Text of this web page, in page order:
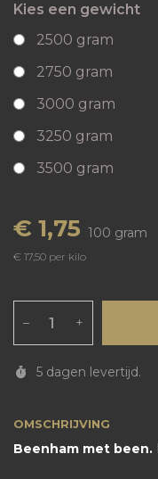
OMSCHRIJVING
Beenham met been.
Kies een gewicht
2500 gram
2750 gram
3000 gram
3250 gram
3500 gram
€ 1,75 100 gram
€ 17,50 per kilo
– +
5 dagen levertijd.